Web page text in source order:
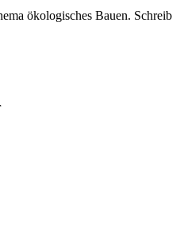
ökologisches Bauen. Schreib